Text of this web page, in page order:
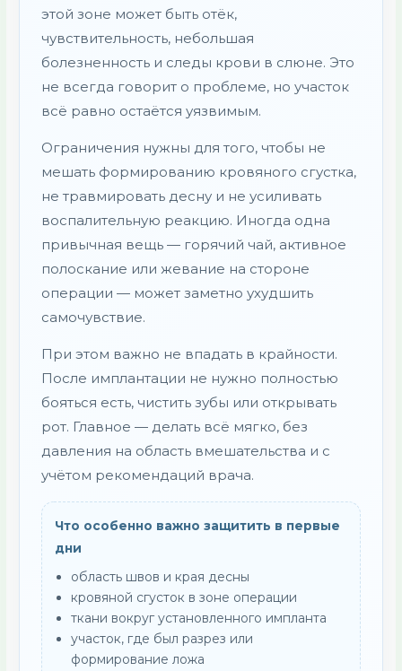
этой зоне может быть отёк,
чувствительность, небольшая
болезненность и следы крови в слюне. Это
не всегда говорит о проблеме, но участок
всё равно остаётся уязвимым.
Ограничения нужны для того, чтобы не
мешать формированию кровяного сгустка,
не травмировать десну и не усиливать
воспалительную реакцию. Иногда одна
привычная вещь — горячий чай, активное
полоскание или жевание на стороне
операции — может заметно ухудшить
самочувствие.
При этом важно не впадать в крайности.
После имплантации не нужно полностью
бояться есть, чистить зубы или открывать
рот. Главное — делать всё мягко, без
давления на область вмешательства и с
учётом рекомендаций врача.
Что особенно важно защитить в первые
дни
область швов и края десны
кровяной сгусток в зоне операции
ткани вокруг установленного импланта
участок, где был разрез или
формирование ложа